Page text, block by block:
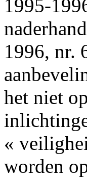
1995-
1996, nr.
het niet
«
worden